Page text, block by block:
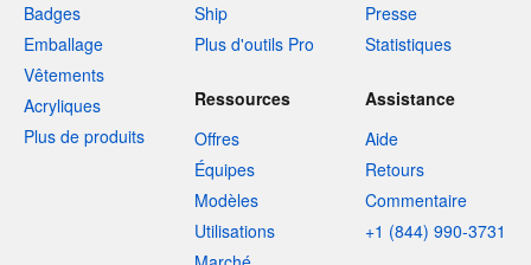
Badges
Emballage
Vêtements
Acryliques
Plus de produits
Ship
Plus d'outils Pro
Presse
Statistiques
Ressources
Offres
Équipes
Modèles
Utilisations
Assistance
Aide
Retours
Commentaire
+1 (844) 990-3731